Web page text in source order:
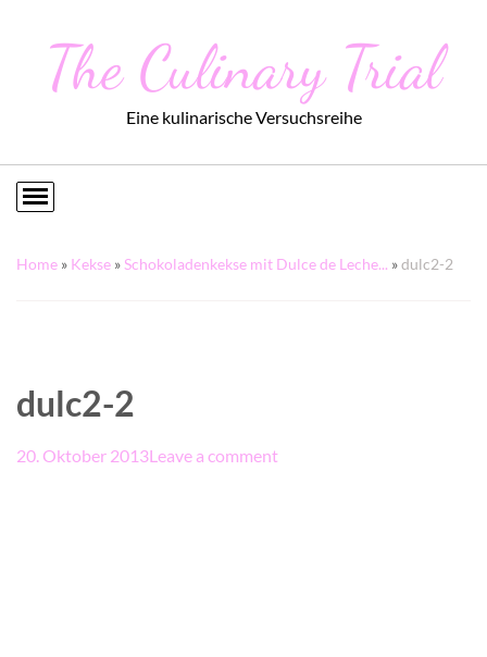
The Culinary Trial
Eine kulinarische Versuchsreihe
Home » Kekse »Schokoladenkekse mit Dulce de Leche... »dulc2-2
dulc2-2
20. Oktober 2013Leave a comment